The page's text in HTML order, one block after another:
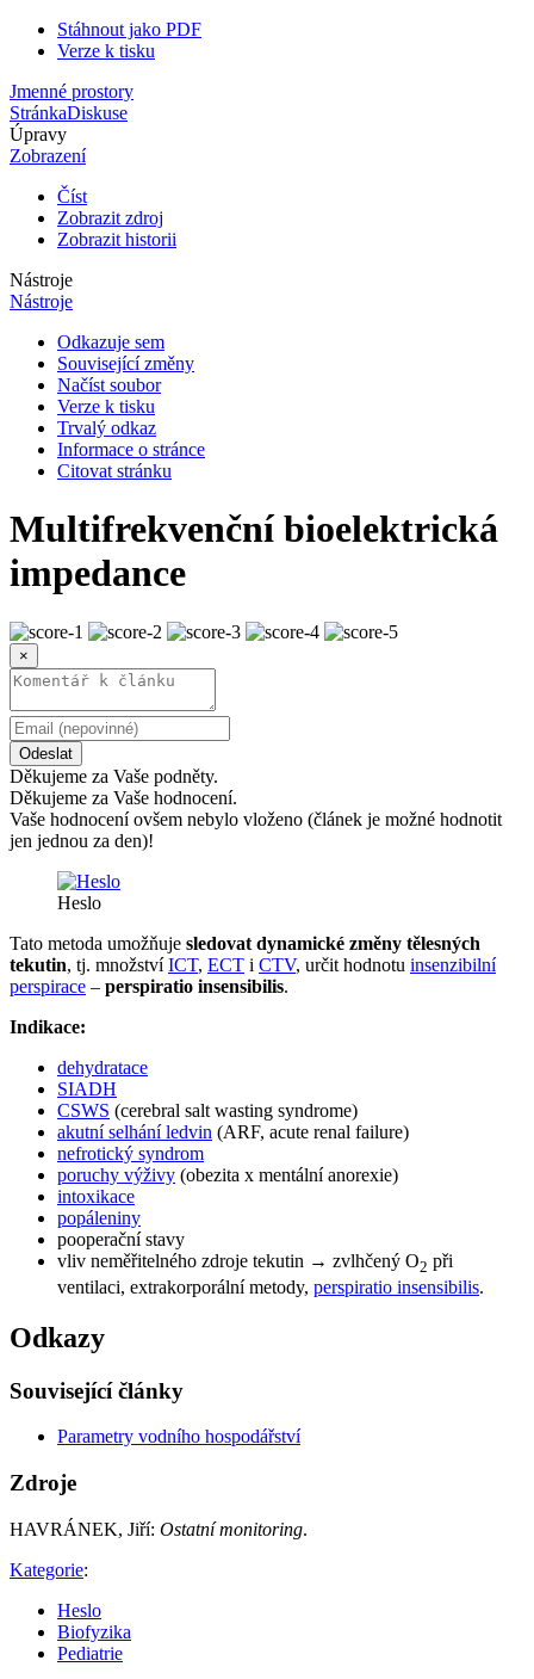
Stáhnout jako PDF
Verze k tisku
Jmenné prostory
StránkaDiskuse
Úpravy
Zobrazení
Číst
Zobrazit zdroj
Zobrazit historii
Nástroje
Nástroje
Odkazuje sem
Související změny
Načíst soubor
Verze k tisku
Trvalý odkaz
Informace o stránce
Citovat stránku
Multifrekvenční bioelektrická
impedance
×
Odeslat
Děkujeme za Vaše podněty.
Děkujeme za Vaše hodnocení.
Vaše hodnocení ovšem nebylo vloženo (článek je možné hodnotit
jen jednou za den)!
Heslo
Tato metoda umožňuje sledovat dynamické změny tělesných
tekutin, tj. množstvíICT, ECT i CTV, určit hodnotu insenzibilní
perspirace – perspiratio insensibilis.
Indikace:
dehydratace
SIADH
CSWS (cerebral salt wasting syndrome)
akutní selhání ledvin (ARF, acute renal failure)
nefrotický syndrom
poruchy výživy (obezita x mentální anorexie)
intoxikace
popáleniny
pooperační stavy
vliv neměřitelného zdroje tekutin → zvlhčený O2 při
ventilaci, extrakorporální metody, perspiratio insensibilis.
Odkazy
Související články
Parametry vodního hospodářství
Zdroje
HAVRÁNEK, Jiří: Ostatní monitoring.
Kategorie:
Heslo
Biofyzika
Pediatrie